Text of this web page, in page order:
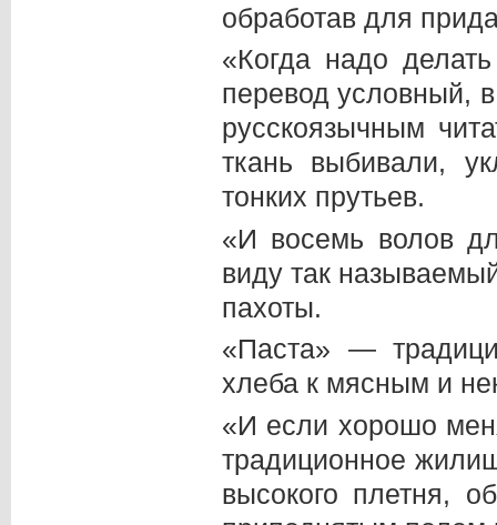
обработав для
«Когда надо
перевод условный,
русскоязычным
ткань выбивали,
тонких прутьев.
«И восемь волов
виду так
пахоты.
«Паста» —
хлеба к мясным и
«И если хорошо
традиционное
высокого плетня,